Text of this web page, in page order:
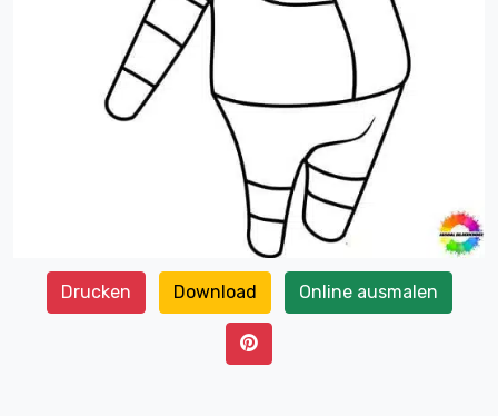
Drucken Download Online ausmalen